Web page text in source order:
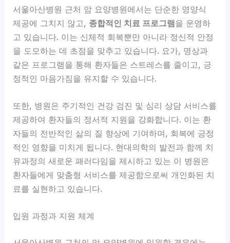
서울아산병원 근처 암 요양병원에서는 단순한 영양식
제공에 그치지 않고, 종합적인 치료 프로그램을 운영하
고 있습니다. 이는 신체적 회복뿐만 아니라 정신적 안정
을 도모하는 데 초점을 맞추고 있습니다. 요가, 명상과
같은 프로그램을 통해 환자들은 스트레스를 줄이고, 긍
정적인 마음가짐을 유지할 수 있습니다.
또한, 병원은 주기적인 건강 검진 및 심리 상담 서비스를
제공하여 환자들의 정서적 지원을 강화합니다. 이는 환
자들의 전반적인 삶의 질 향상에 기여하며, 회복에 긍정
적인 영향을 미치게 됩니다. 현대의학의 발전과 함께 치
유과정의 새로운 패러다임을 제시하고 있는 이 병원은
환자들에게 맞춤형 서비스를 제공함으로써 개인화된 치
료를 실현하고 있습니다.
입원 과정과 지원 체계